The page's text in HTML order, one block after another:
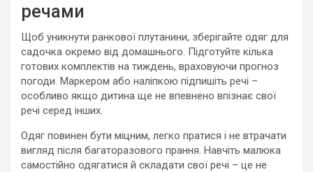
речами
Щоб уникнути ранкової плутанини, зберігайте одяг для
садочка окремо від домашнього. Підготуйте кілька
готових комплектів на тиждень, враховуючи прогноз
погоди. Маркером або наліпкою підпишіть речі –
особливо якщо дитина ще не впевнено впізнає свої
речі серед інших.
Одяг повинен бути міцним, легко пратися і не втрачати
вигляд після багаторазового прання. Навчіть малюка
самостійно одягатися й складати свої речі – це не